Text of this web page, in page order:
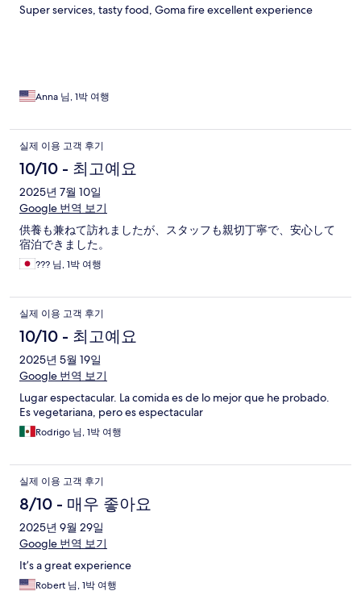
Super services, tasty food, Goma fire excellent experience
Anna 님, 1박 여행
실제 이용 고객 후기
10/10 - 최고예요
2025년 7월 10일
Google 번역 보기
供養も兼ねて訪れましたが、スタッフも親切丁寧で、安心して
宿泊できました。
??? 님, 1박 여행
실제 이용 고객 후기
10/10 - 최고예요
2025년 5월 19일
Google 번역 보기
Lugar espectacular. La comida es de lo mejor que he probado.
Es vegetariana, pero es espectacular
Rodrigo 님, 1박 여행
실제 이용 고객 후기
8/10 - 매우 좋아요
2025년 9월 29일
Google 번역 보기
It’s a great experience
Robert 님, 1박 여행